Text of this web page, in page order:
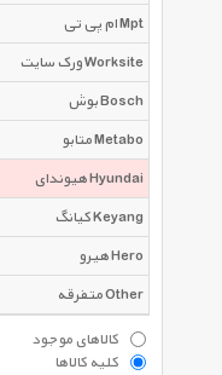
ام پی تی Mpt
ورک سایت Worksite
بوش Bosch
متابو Metabo
هیوندای Hyundai
کیانگ Keyang
هیرو Hero
متفرقه Other
کالاهای موجود
کلیه کالاها